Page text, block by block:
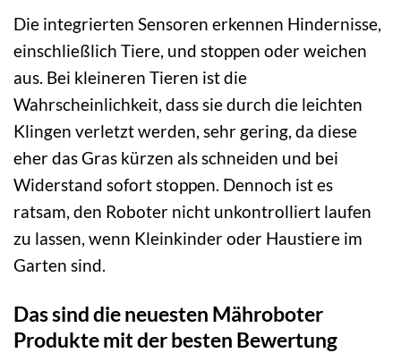
Die integrierten Sensoren erkennen Hindernisse,
einschließlich Tiere, und stoppen oder weichen
aus. Bei kleineren Tieren ist die
Wahrscheinlichkeit, dass sie durch die leichten
Klingen verletzt werden, sehr gering, da diese
eher das Gras kürzen als schneiden und bei
Widerstand sofort stoppen. Dennoch ist es
ratsam, den Roboter nicht unkontrolliert laufen
zu lassen, wenn Kleinkinder oder Haustiere im
Garten sind.
Das sind die neuesten Mähroboter
Produkte mit der besten Bewertung